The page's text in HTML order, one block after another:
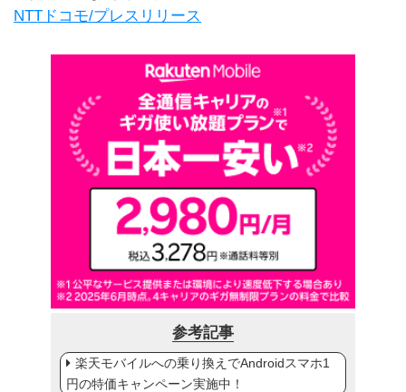
NTTドコモ/プレスリリース
参考記事
楽天モバイルへの乗り換えでAndroidスマホ1
円の特価キャンペーン実施中！